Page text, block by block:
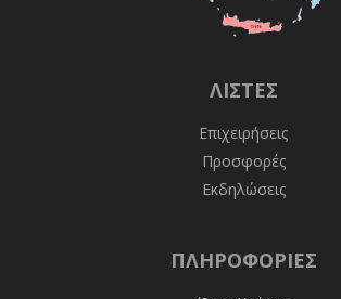
ΛΊΣΤΕΣ
Επιχειρήσεις
Προσφορές
Εκδηλώσεις
ΠΛΗΡΟΦΟΡΊΕΣ